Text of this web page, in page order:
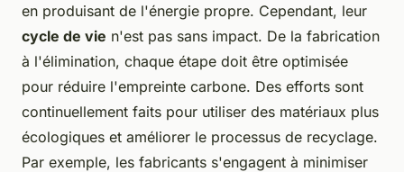
en produisant de l'énergie propre. Cependant, leur
cycle de vie n'est pas sans impact. De la fabrication
à l'élimination, chaque étape doit être optimisée
pour réduire l'empreinte carbone. Des efforts sont
continuellement faits pour utiliser des matériaux plus
écologiques et améliorer le processus de recyclage.
Par exemple, les fabricants s'engagent à minimiser